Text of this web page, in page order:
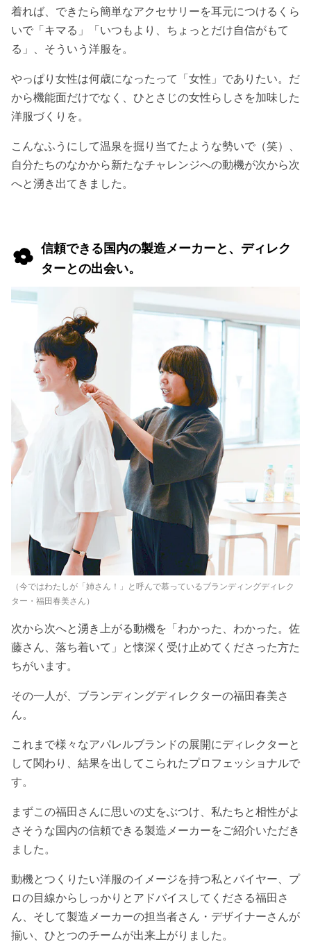
着れば、できたら簡単なアクセサリーを耳元につけるくら
いで「キマる」「いつもより、ちょっとだけ自信がもて
る」、そういう洋服を。
やっぱり女性は何歳になったって「女性」でありたい。だ
から機能面だけでなく、ひとさじの女性らしさを加味した
洋服づくりを。
こんなふうにして温泉を掘り当てたような勢いで（笑）、
自分たちのなかから新たなチャレンジへの動機が次から次
へと湧き出てきました。
信頼できる国内の製造メーカーと、ディレク
ターとの出会い。
（今ではわたしが「姉さん！」と呼んで慕っているブランディングディレク
ター・福田春美さん）
次から次へと湧き上がる動機を「わかった、わかった。佐
藤さん、落ち着いて」と懐深く受け止めてくださった方た
ちがいます。
その一人が、ブランディングディレクターの福田春美さ
ん。
これまで様々なアパレルブランドの展開にディレクターと
して関わり、結果を出してこられたプロフェッショナルで
す。
まずこの福田さんに思いの丈をぶつけ、私たちと相性がよ
さそうな国内の信頼できる製造メーカーをご紹介いただき
ました。
動機とつくりたい洋服のイメージを持つ私とバイヤー、プ
ロの目線からしっかりとアドバイスしてくださる福田さ
ん、そして製造メーカーの担当者さん・デザイナーさんが
揃い、ひとつのチームが出来上がりました。